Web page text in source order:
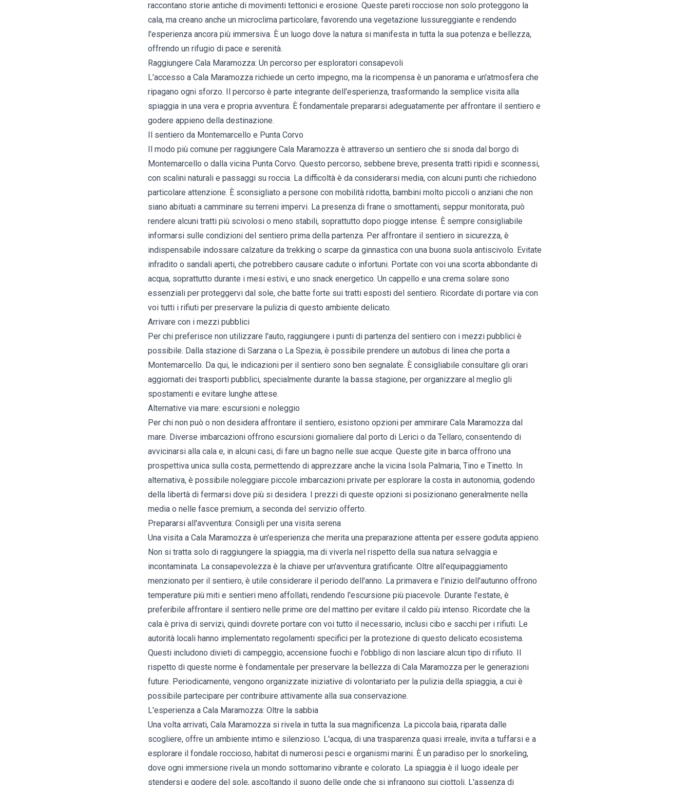
raccontano storie antiche di movimenti tettonici e erosione. Queste pareti rocciose non solo proteggono la
cala, ma creano anche un microclima particolare, favorendo una vegetazione lussureggiante e rendendo
l'esperienza ancora più immersiva. È un luogo dove la natura si manifesta in tutta la sua potenza e bellezza,
offrendo un rifugio di pace e serenità.
Raggiungere Cala Maramozza: Un percorso per esploratori consapevoli
L'accesso a Cala Maramozza richiede un certo impegno, ma la ricompensa è un panorama e un'atmosfera che
ripagano ogni sforzo. Il percorso è parte integrante dell'esperienza, trasformando la semplice visita alla
spiaggia in una vera e propria avventura. È fondamentale prepararsi adeguatamente per affrontare il sentiero e
godere appieno della destinazione.
Il sentiero da Montemarcello e Punta Corvo
Il modo più comune per raggiungere Cala Maramozza è attraverso un sentiero che si snoda dal borgo di
Montemarcello o dalla vicina Punta Corvo. Questo percorso, sebbene breve, presenta tratti ripidi e sconnessi,
con scalini naturali e passaggi su roccia. La difficoltà è da considerarsi media, con alcuni punti che richiedono
particolare attenzione. È sconsigliato a persone con mobilità ridotta, bambini molto piccoli o anziani che non
siano abituati a camminare su terreni impervi. La presenza di frane o smottamenti, seppur monitorata, può
rendere alcuni tratti più scivolosi o meno stabili, soprattutto dopo piogge intense. È sempre consigliabile
informarsi sulle condizioni del sentiero prima della partenza. Per affrontare il sentiero in sicurezza, è
indispensabile indossare calzature da trekking o scarpe da ginnastica con una buona suola antiscivolo. Evitate
infradito o sandali aperti, che potrebbero causare cadute o infortuni. Portate con voi una scorta abbondante di
acqua, soprattutto durante i mesi estivi, e uno snack energetico. Un cappello e una crema solare sono
essenziali per proteggervi dal sole, che batte forte sui tratti esposti del sentiero. Ricordate di portare via con
voi tutti i rifiuti per preservare la pulizia di questo ambiente delicato.
Arrivare con i mezzi pubblici
Per chi preferisce non utilizzare l'auto, raggiungere i punti di partenza del sentiero con i mezzi pubblici è
possibile. Dalla stazione di Sarzana o La Spezia, è possibile prendere un autobus di linea che porta a
Montemarcello. Da qui, le indicazioni per il sentiero sono ben segnalate. È consigliabile consultare gli orari
aggiornati dei trasporti pubblici, specialmente durante la bassa stagione, per organizzare al meglio gli
spostamenti e evitare lunghe attese.
Alternative via mare: escursioni e noleggio
Per chi non può o non desidera affrontare il sentiero, esistono opzioni per ammirare Cala Maramozza dal
mare. Diverse imbarcazioni offrono escursioni giornaliere dal porto di Lerici o da Tellaro, consentendo di
avvicinarsi alla cala e, in alcuni casi, di fare un bagno nelle sue acque. Queste gite in barca offrono una
prospettiva unica sulla costa, permettendo di apprezzare anche la vicina Isola Palmaria, Tino e Tinetto. In
alternativa, è possibile noleggiare piccole imbarcazioni private per esplorare la costa in autonomia, godendo
della libertà di fermarsi dove più si desidera. I prezzi di queste opzioni si posizionano generalmente nella
media o nelle fasce premium, a seconda del servizio offerto.
Prepararsi all'avventura: Consigli per una visita serena
Una visita a Cala Maramozza è un'esperienza che merita una preparazione attenta per essere goduta appieno.
Non si tratta solo di raggiungere la spiaggia, ma di viverla nel rispetto della sua natura selvaggia e
incontaminata. La consapevolezza è la chiave per un'avventura gratificante. Oltre all'equipaggiamento
menzionato per il sentiero, è utile considerare il periodo dell'anno. La primavera e l'inizio dell'autunno offrono
temperature più miti e sentieri meno affollati, rendendo l'escursione più piacevole. Durante l'estate, è
preferibile affrontare il sentiero nelle prime ore del mattino per evitare il caldo più intenso. Ricordate che la
cala è priva di servizi, quindi dovrete portare con voi tutto il necessario, inclusi cibo e sacchi per i rifiuti. Le
autorità locali hanno implementato regolamenti specifici per la protezione di questo delicato ecosistema.
Questi includono divieti di campeggio, accensione fuochi e l'obbligo di non lasciare alcun tipo di rifiuto. Il
rispetto di queste norme è fondamentale per preservare la bellezza di Cala Maramozza per le generazioni
future. Periodicamente, vengono organizzate iniziative di volontariato per la pulizia della spiaggia, a cui è
possibile partecipare per contribuire attivamente alla sua conservazione.
L'esperienza a Cala Maramozza: Oltre la sabbia
Una volta arrivati, Cala Maramozza si rivela in tutta la sua magnificenza. La piccola baia, riparata dalle
scogliere, offre un ambiente intimo e silenzioso. L'acqua, di una trasparenza quasi irreale, invita a tuffarsi e a
esplorare il fondale roccioso, habitat di numerosi pesci e organismi marini. È un paradiso per lo snorkeling,
dove ogni immersione rivela un mondo sottomarino vibrante e colorato. La spiaggia è il luogo ideale per
stendersi e godere del sole, ascoltando il suono delle onde che si infrangono sui ciottoli. L'assenza di